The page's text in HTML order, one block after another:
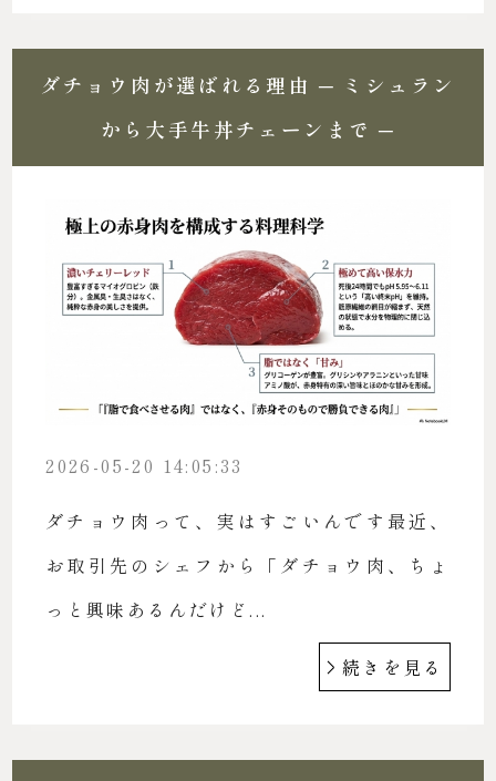
ダチョウ肉が選ばれる理由 ─ ミシュラン
から大手牛丼チェーンまで ─
2026-05-20 14:05:33
ダチョウ肉って、実はすごいんです最近、
お取引先のシェフから「ダチョウ肉、ちょ
っと興味あるんだけど...
続きを見る